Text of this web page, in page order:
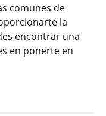
comunes de
la
encontrar una
en ponerte en